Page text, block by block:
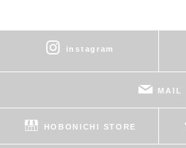
instagram
MAIL
HOBONICHI STORE